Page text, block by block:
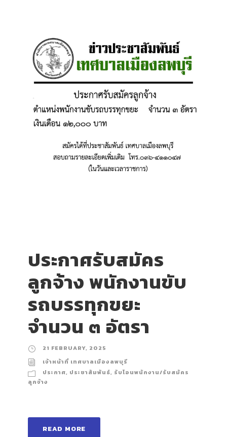
ประกาศรับสมัคร
ลูกจ้าง พนักงานขับ
รถบรรทุกขยะ
จำนวน ๓ อัตรา
21 FEBRUARY, 2025
เจ้าหน้าที่ เทศบาลเมืองลพบุรี
ประกาศ, ประชาสัมพันธ์, รับโอนพนักงาน/รับสมัคร
ลูกจ้าง
READ MORE